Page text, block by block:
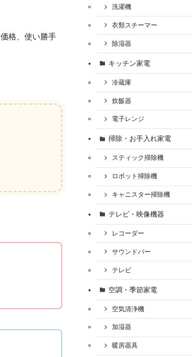
格、使い勝手
洗濯機
衣類スチーマー
除湿器
キッチン家電
冷蔵庫
炊飯器
電子レンジ
掃除・お手入れ家電
スティック掃除機
ロボット掃除機
キャニスター掃除機
テレビ・映像機器
レコーダー
サウンドバー
テレビ
空調・季節家電
空気清浄機
加湿器
暖房器具